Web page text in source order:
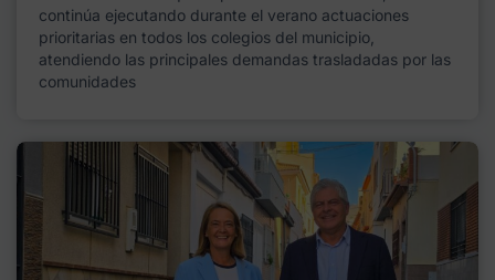
continúa ejecutando durante el verano actuaciones
prioritarias en todos los colegios del municipio,
atendiendo las principales demandas trasladadas por las
comunidades